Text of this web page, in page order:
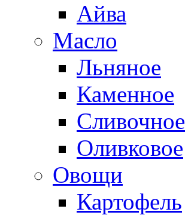
Айва
Масло
Льняное
Каменное
Сливочное
Оливковое
Овощи
Картофель